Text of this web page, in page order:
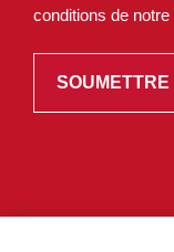
conditions de notre